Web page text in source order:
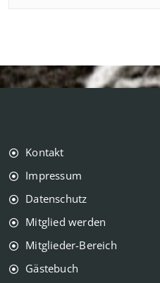
Kontakt
Impressum
Datenschutz
Mitglied werden
Mitglieder-Bereich
Gästebuch